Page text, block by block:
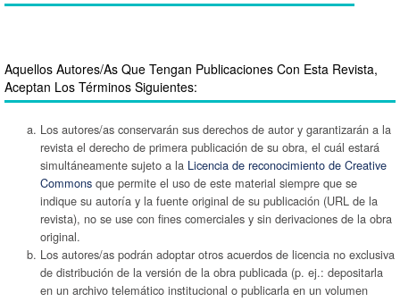
Aquellos Autores/as Que Tengan Publicaciones Con Esta Revista,
Aceptan Los Términos Siguientes:
Los autores/as conservarán sus derechos de autor y garantizarán a la
revista el derecho de primera publicación de su obra, el cuál estará
simultáneamente sujeto a la Licencia de reconocimiento de Creative
Commonsque permite el uso de este material siempre que se
indique su autoría y la fuente original de su publicación (URL de la
revista), no se use con fines comerciales y sin derivaciones de la obra
original.
Los autores/as podrán adoptar otros acuerdos de licencia no exclusiva
de distribución de la versión de la obra publicada (p. ej.: depositarla
en un archivo telemático institucional o publicarla en un volumen